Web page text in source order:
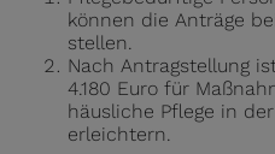
können die Anträge
stellen.
Nach Antragstellung
4.180 Euro für
häusliche Pflege in
erleichtern.